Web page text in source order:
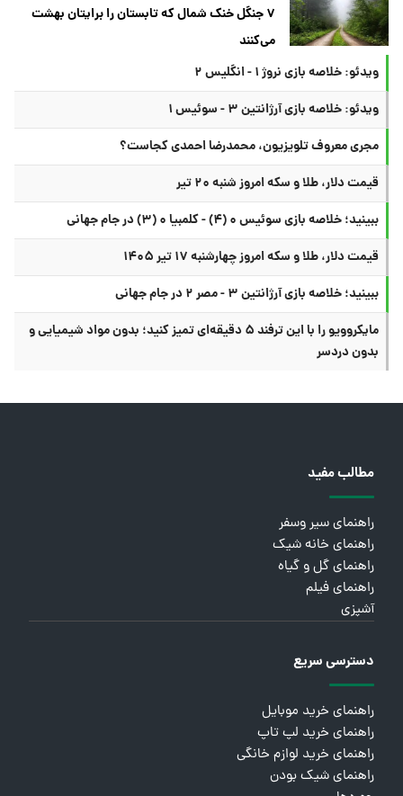
۷ جنگل خنک شمال که تابستان را برایتان بهشت
می‌کنند
ویدئو: خلاصه بازی نروژ ۱ - انگلیس ۲
ویدئو: خلاصه بازی آرژانتین ۳ - سوئیس ۱
مجری معروف تلویزیون، محمدرضا احمدی کجاست؟
قیمت دلار، طلا و سکه امروز شنبه ۲۰ تیر
ببینید؛ خلاصه بازی سوئیس ۰ (۴) - کلمبیا ۰ (۳) در جام جهانی
قیمت دلار، طلا و سکه امروز چهارشنبه ۱۷ تیر ۱۴۰۵
ببینید؛ خلاصه بازی آرژانتین ۳ - مصر ۲ در جام جهانی
مایکروویو را با این ترفند ۵ دقیقه‌ای تمیز کنید؛ بدون مواد شیمیایی و
بدون دردسر
مطالب مفید
راهنمای سیر وسفر
راهنمای خانه شیک
راهنمای گل و گیاه
راهنمای فیلم
آشپزی
دسترسی سریع
راهنمای خرید موبایل
راهنمای خرید لپ تاپ
راهنمای خرید لوازم خانگی
راهنمای شیک بودن